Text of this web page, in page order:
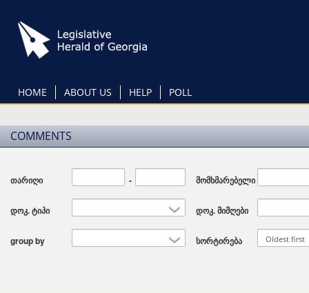
main
content
HOME ABOUT US HELP POLL
COMMENTS
თარიღი - მომხმარებელი
დოკ. ტიპი დოკ. მიმღები
group by სორტირება Oldest first